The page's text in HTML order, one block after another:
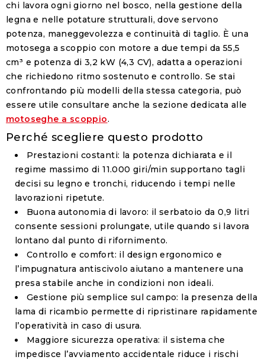
chi lavora ogni giorno nel bosco, nella gestione della
legna e nelle potature strutturali, dove servono
potenza, maneggevolezza e continuità di taglio. È una
motosega a scoppio con motore a due tempi da 55,5
cm³ e potenza di 3,2 kW (4,3 CV), adatta a operazioni
che richiedono ritmo sostenuto e controllo. Se stai
confrontando più modelli della stessa categoria, può
essere utile consultare anche la sezione dedicata alle
motoseghe a scoppio.
Perché scegliere questo prodotto
Prestazioni costanti: la potenza dichiarata e il
regime massimo di11.000 giri/min supportano tagli
decisi su legno e tronchi, riducendo i tempi nelle
lavorazioni ripetute.
Buona autonomia di lavoro: il serbatoio da0,9 litri
consente sessioni prolungate, utile quando si lavora
lontano dal punto di rifornimento.
Controllo e comfort: il design ergonomico e
l’impugnatura antiscivolo aiutano a mantenere una
presa stabile anche in condizioni non ideali.
Gestione più semplice sul campo: la presenza della
lama di ricambio permette di ripristinare rapidamente
l’operatività in caso di usura.
Maggiore sicurezza operativa: il sistema che
impedisce l’avviamento accidentale riduce i rischi